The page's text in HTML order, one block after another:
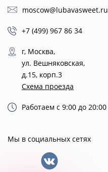
moscow@lubavasweet.ru
+7 (499) 967 86 34
г, Москва,
ул. Вешняковская,
д.15, корп.3
Схема проезда
Работаем с 9:00 до 20:00
Мы в социальных сетях